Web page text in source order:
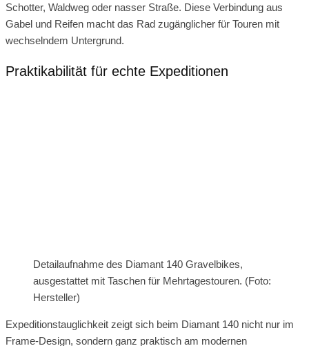
Schotter, Waldweg oder nasser Straße. Diese Verbindung aus
Gabel und Reifen macht das Rad zugänglicher für Touren mit
wechselndem Untergrund.
Praktikabilität für echte Expeditionen
Detailaufnahme des Diamant 140 Gravelbikes,
ausgestattet mit Taschen für Mehrtagestouren. (Foto:
Hersteller)
Expeditionstauglichkeit zeigt sich beim Diamant 140 nicht nur im
Frame‑Design, sondern ganz praktisch am modernen